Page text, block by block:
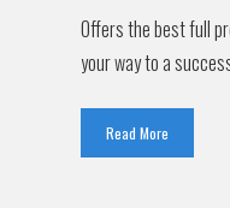
Offers the best full
your way to a
Read More